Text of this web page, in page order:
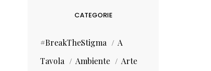
CATEGORIE
#BreakTheStigma
A
Tavola
Ambiente
Arte